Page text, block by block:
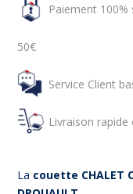
Paiement 100%
50€
Service Client
Livraison
La couette CHALET